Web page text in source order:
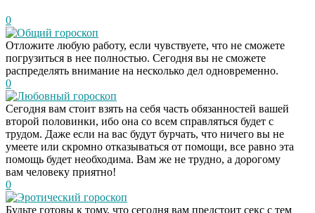
0
Общий гороскоп
Отложите любую работу, если чувствуете, что не сможете
погрузиться в нее полностью. Сегодня вы не сможете
распределять внимание на несколько дел одновременно.
0
Любовный гороскоп
Сегодня вам стоит взять на себя часть обязанностей вашей
второй половинки, ибо она со всем справляться будет с
трудом. Даже если на вас будут бурчать, что ничего вы не
умеете или скромно отказываться от помощи, все равно эта
помощь будет необходима. Вам же не трудно, а дорогому
вам человеку приятно!
0
Эротический гороскоп
Будьте готовы к тому, что сегодня вам предстоит секс с тем